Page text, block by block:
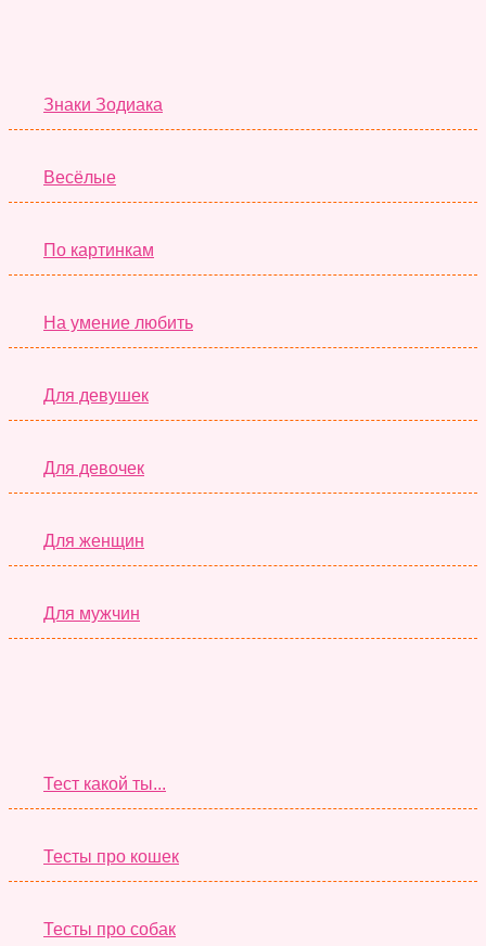
Знаки Зодиака
Весёлые
По картинкам
На умение любить
Для девушек
Для девочек
Для женщин
Для мужчин
Тест какой ты...
Тесты про кошек
Тесты про собак